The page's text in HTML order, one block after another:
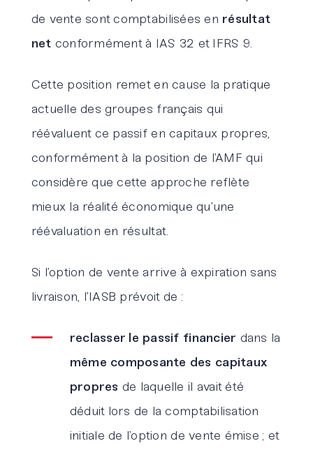
de vente sont comptabilisées en résultat
net conformément à IAS 32 et IFRS 9.
Cette position remet en cause la pratique
actuelle des groupes français qui
réévaluent ce passif en capitaux propres,
conformément à la position de l’AMF qui
considère que cette approche reflète
mieux la réalité économique qu’une
réévaluation en résultat.
Si l’option de vente arrive à expiration sans
livraison, l’IASB prévoit de :
reclasser le passif financier dans la
même composante des capitaux
propres de laquelle il avait été
déduit lors de la comptabilisation
initiale de l’option de vente émise ; et